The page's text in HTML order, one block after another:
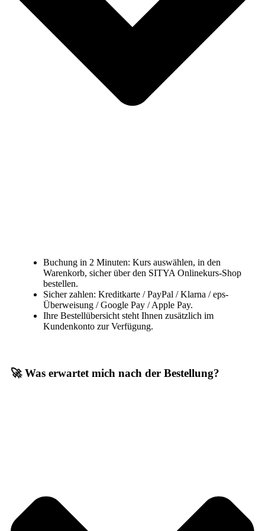
Buchung in 2 Minuten: Kurs auswählen, in den
Warenkorb, sicher über den SITYA Onlinekurs-Shop
bestellen.
Sicher zahlen: Kreditkarte / PayPal / Klarna / eps-
Überweisung / Google Pay / Apple Pay.
Ihre Bestellübersicht steht Ihnen zusätzlich im
Kundenkonto zur Verfügung.
🚀 Was erwartet mich nach der Bestellung?